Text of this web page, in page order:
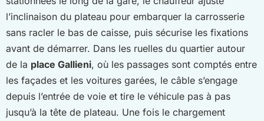
l’inclinaison du plateau pour embarquer la carrosserie
sans racler le bas de caisse, puis sécurise les fixations
avant de démarrer. Dans les ruelles du quartier autour
de la place Gallieni, où les passages sont comptés entre
les façades et les voitures garées, le câble s’engage
depuis l’entrée de voie et tire le véhicule pas à pas
jusqu’à la tête de plateau. Une fois le chargement